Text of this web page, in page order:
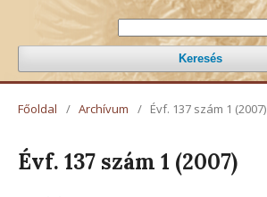
Keresés
Főoldal / Archívum / Évf. 137 szám 1 (2007)
Évf. 137 szám 1 (2007)